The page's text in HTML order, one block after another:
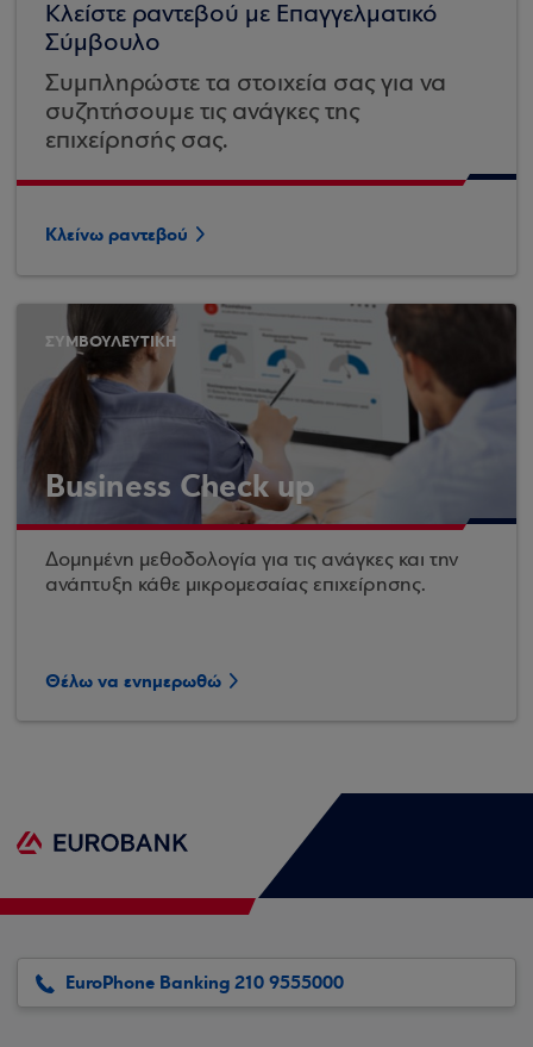
Κλείστε ραντεβού με Επαγγελματικό
Σύμβουλο
Συμπληρώστε τα στοιχεία σας για να
συζητήσουμε τις ανάγκες της
επιχείρησής σας.
Κλείνω ραντεβού
ΣΥΜΒΟΥΛΕΥΤΙΚΗ
Business Check up
Δομημένη μεθοδολογία για τις ανάγκες και την
ανάπτυξη κάθε μικρομεσαίας επιχείρησης.
Θέλω να ενημερωθώ
EuroPhone Banking 210 9555000